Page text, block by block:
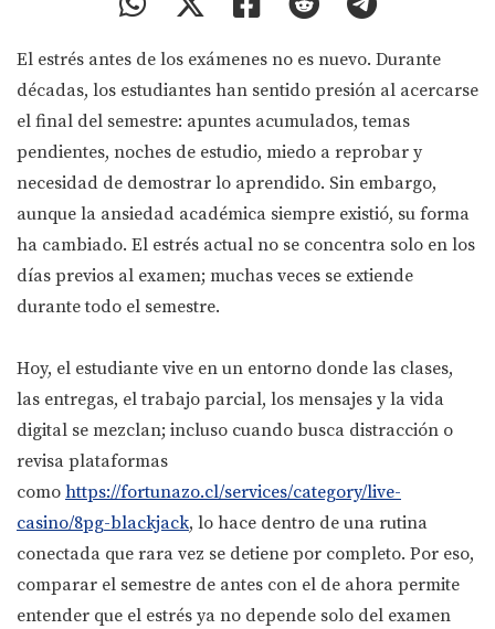
El estrés antes de los exámenes no es nuevo. Durante
décadas, los estudiantes han sentido presión al acercarse
el final del semestre: apuntes acumulados, temas
pendientes, noches de estudio, miedo a reprobar y
necesidad de demostrar lo aprendido. Sin embargo,
aunque la ansiedad académica siempre existió, su forma
ha cambiado. El estrés actual no se concentra solo en los
días previos al examen; muchas veces se extiende
durante todo el semestre.
Hoy, el estudiante vive en un entorno donde las clases,
las entregas, el trabajo parcial, los mensajes y la vida
digital se mezclan; incluso cuando busca distracción o
revisa plataformas
como https://fortunazo.cl/services/category/live-
casino/8pg-blackjack, lo hace dentro de una rutina
conectada que rara vez se detiene por completo. Por eso,
comparar el semestre de antes con el de ahora permite
entender que el estrés ya no depende solo del examen